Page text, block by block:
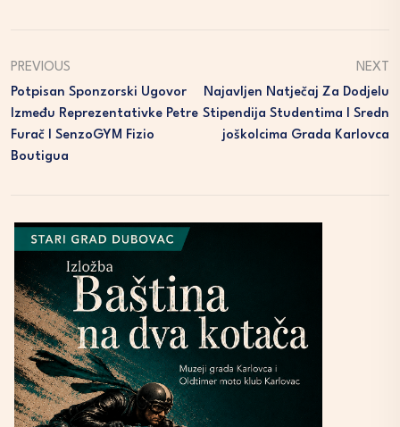
PREVIOUS
Potpisan Sponzorski Ugovor
Između Reprezentativke Petre
Furač I SenzoGYM Fizio
Boutigua
NEXT
Najavljen Natječaj Za Dodjelu
Stipendija Studentima I Sredn
Joškolcima Grada Karlovca